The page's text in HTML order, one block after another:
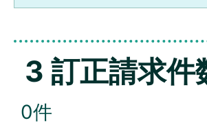
3 訂正請求件
0件